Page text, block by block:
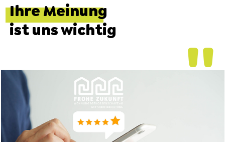
Ihre Meinung
ist uns wichtig
''
''
''
''
''